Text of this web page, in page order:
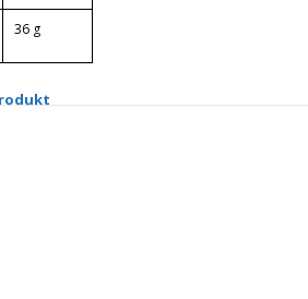
36 g